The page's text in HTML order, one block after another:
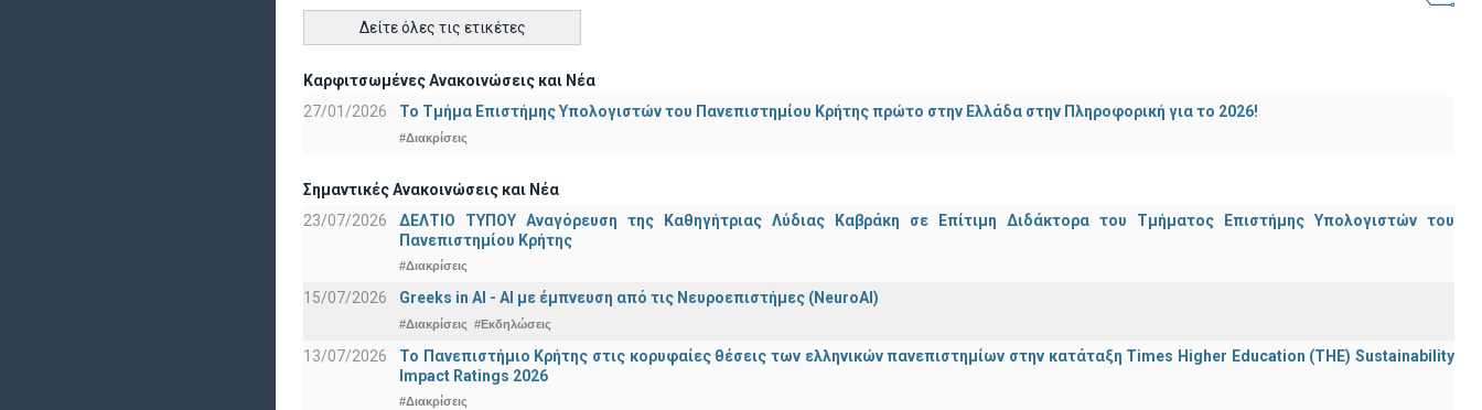
Δείτε όλες τις ετικέτες
Καρφιτσωμένες Ανακοινώσεις και Νέα
27/01/2026
Το Τμήμα Επιστήμης Υπολογιστών του Πανεπιστημίου Κρήτης πρώτο στην Ελλάδα στην Πληροφορική για το 2026!
#Διακρίσεις
Σημαντικές Ανακοινώσεις και Νέα
23/07/2026
ΔΕΛΤΙΟ ΤΥΠΟΥ Αναγόρευση της Καθηγήτριας Λύδιας Καβράκη σε Επίτιμη Διδάκτορα του Τμήματος Επιστήμης Υπολογιστών του
Πανεπιστημίου Κρήτης
#Διακρίσεις
15/07/2026 Greeks in AI - ΑΙ με έμπνευση από τις Νευροεπιστήμες (NeuroAI)
#Διακρίσεις #Εκδηλώσεις
13/07/2026
Το Πανεπιστήμιο Κρήτης στις κορυφαίες θέσεις των ελληνικών πανεπιστημίων στην κατάταξη Times Higher Education (ΤΗΕ) Sustainability
Impact Ratings 2026
#Διακρίσεις